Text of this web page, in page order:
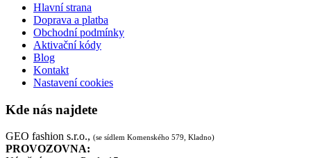
Hlavní strana
Doprava a platba
Obchodní podmínky
Aktivační kódy
Blog
Kontakt
Nastavení cookies
Kde nás najdete
GEO fashion s.r.o., (se sídlem Komenského 579, Kladno)
PROVOZOVNA: